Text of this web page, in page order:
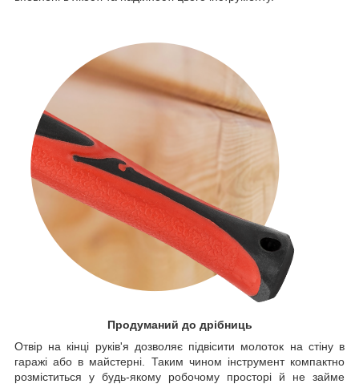
Продуманий до дрібниць
Отвір на кінці руків'я дозволяє підвісити молоток на стіну в
гаражі або в майстерні. Таким чином інструмент компактно
розміститься у будь-якому робочому просторі й не займе